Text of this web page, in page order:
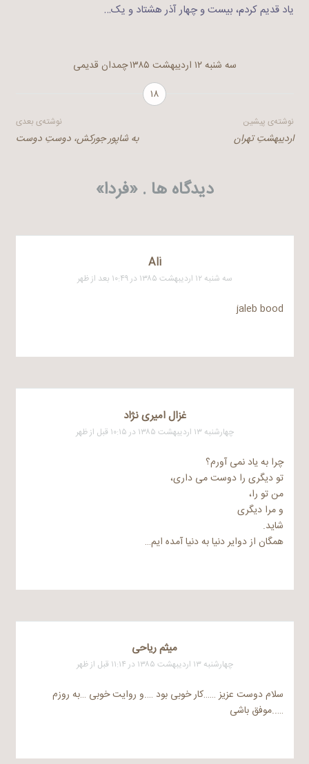
یاد قدیم کردم، بیست و چهار آذر هشتاد و یک…
سه شنبه ۱۲ اردیبهشت ۱۳۸۵
چمدان قدیمی
۱۸
راهبری
نوشته‌ی پیشین
اردیبهشتِ تهران
نوشته‌ی بعدی
به شاپور جورکش، دوست‌ِ دوست
دیدگاه ها . «فردا»
Ali
سه شنبه ۱۲ اردیبهشت ۱۳۸۵ در ۱۰:۴۹ بعد از ظهر
jaleb bood
غزال امیری نژاد
چهارشنبه ۱۳ اردیبهشت ۱۳۸۵ در ۱۰:۱۵ قبل از ظهر
چرا به یاد نمی آورم؟
تو دیگری را دوست می داری،
من تو را،
و مرا دیگری
شاید.
همگان از دوایر دنیا به دنیا آمده ایم…
میثم ریاحی
چهارشنبه ۱۳ اردیبهشت ۱۳۸۵ در ۱۱:۱۴ قبل از ظهر
سلام دوست عزیز ……کار خوبی بود ….و روایت خوبی …به روزم
…..موفق باشی